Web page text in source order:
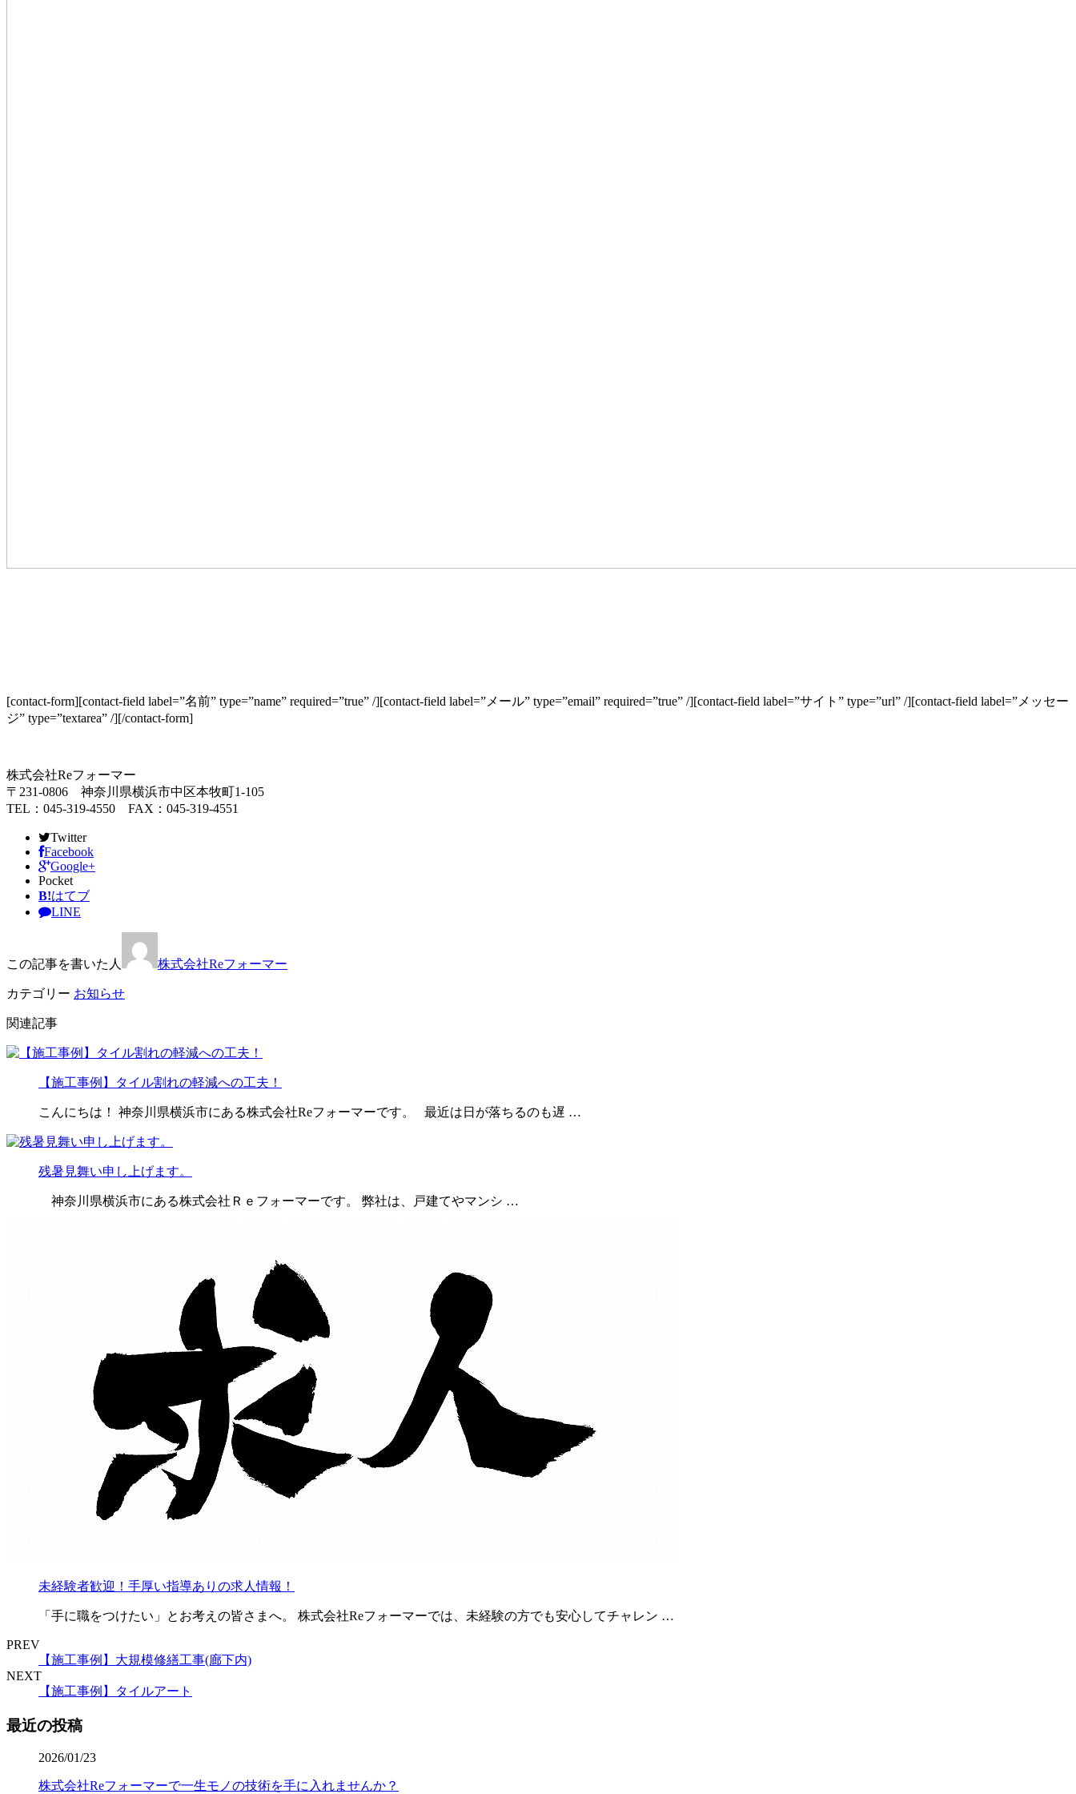
[contact-form][contact-field label=”名前” type=”name” required=”true” /][contact-field label=”メール” type=”email” required=”true” /][contact-field label=”サイト” type=”url” /][contact-field label=”メッセー
ジ” type=”textarea” /][/contact-form]
株式会社Reフォーマー
〒231-0806 神奈川県横浜市中区本牧町1-105
TEL：045-319-4550 FAX：045-319-4551
Twitter
Facebook
Google+
Pocket
B!はてブ
LINE
この記事を書いた人 株式会社Reフォーマー
カテゴリー お知らせ
関連記事
【施工事例】タイル割れの軽減への工夫！
こんにちは！ 神奈川県横浜市にある株式会社Reフォーマーです。 最近は日が落ちるのも遅 …
残暑見舞い申し上げます。
神奈川県横浜市にある株式会社Ｒｅフォーマーです。 弊社は、戸建てやマンシ …
未経験者歓迎！手厚い指導ありの求人情報！
「手に職をつけたい」とお考えの皆さまへ。 株式会社Reフォーマーでは、未経験の方でも安心してチャレン …
PREV
【施工事例】大規模修繕工事(廊下内)
NEXT
【施工事例】タイルアート
最近の投稿
2026/01/23
株式会社Reフォーマーで一生モノの技術を手に入れませんか？